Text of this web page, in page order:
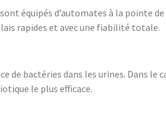
équipés d’automates à la pointe de
rapides et avec une fiabilité totale.
de bactéries dans les urines. Dans le
le plus efficace.